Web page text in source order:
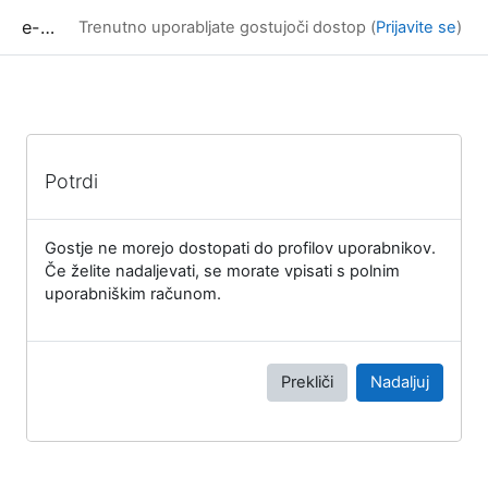
e-učilnica UP FAMNIT Trenutno uporabljate gostujoči dostop (Prijavite se)
Potrdi
Gostje ne morejo dostopati do profilov uporabnikov.
Če želite nadaljevati, se morate vpisati s polnim
uporabniškim računom.
Prekliči Nadaljuj